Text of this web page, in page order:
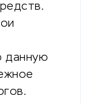
данную